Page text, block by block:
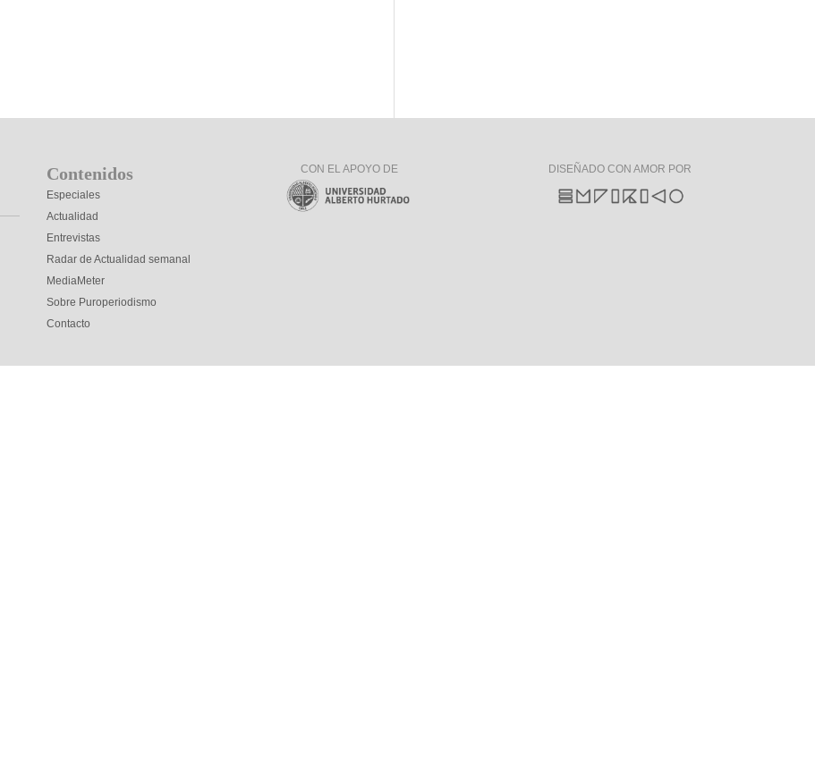
Contenidos
Especiales
Actualidad
Entrevistas
Radar de Actualidad semanal
MediaMeter
Sobre Puroperiodismo
Contacto
CON EL APOYO DE DISEÑADO CON AMOR POR